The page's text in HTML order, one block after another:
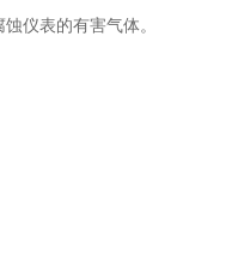
仪表的有害气体。